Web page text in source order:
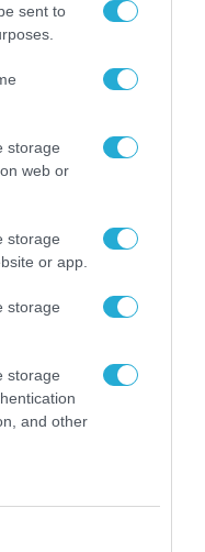
sent to
storage
web or
storage
or app.
storage
storage
and other
να διαφέρει
τις
τα μοντέλα
στην
της
με την
συσκευής και
Xiaomi,
WLAN, NFC
αποτελείται από